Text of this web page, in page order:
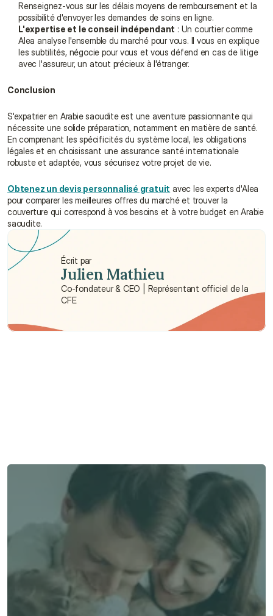
Renseignez-vous sur les délais moyens de remboursement et la
possibilité d'envoyer les demandes de soins en ligne.
L'expertise et le conseil indépendant : Un courtier comme
Alea analyse l'ensemble du marché pour vous. Il vous en explique
les subtilités, négocie pour vous et vous défend en cas de litige
avec l'assureur, un atout précieux à l'étranger.
Conclusion
S'expatrier en Arabie saoudite est une aventure passionnante qui
nécessite une solide préparation, notamment en matière de santé.
En comprenant les spécificités du système local, les obligations
légales et en choisissant une assurance santé internationale
robuste et adaptée, vous sécurisez votre projet de vie.
Obtenez un devis personnalisé gratuit avec les experts d'Alea
pour comparer les meilleures offres du marché et trouver la
couverture qui correspond à vos besoins et à votre budget en Arabie
saoudite.
Écrit par
Julien Mathieu
Co-fondateur & CEO | Représentant officiel de la
CFE